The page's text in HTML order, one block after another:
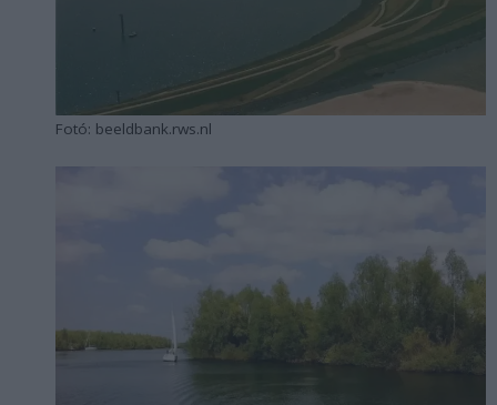
Fotó: beeldbank.rws.nl